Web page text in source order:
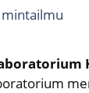
mintailmu